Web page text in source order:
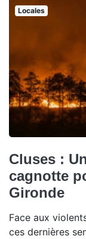
Locales
Cluses :
cagnotte
Gironde
Face aux
ces dernières